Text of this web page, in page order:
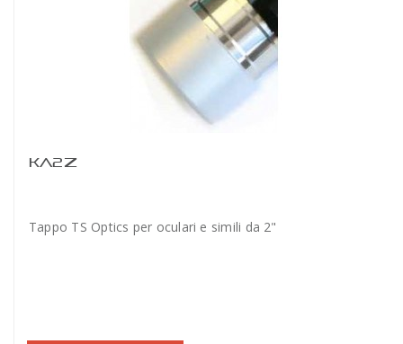
KA2Z
Tappo TS Optics per oculari e simili da 2"